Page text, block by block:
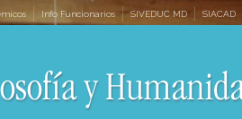
Info Funcionarios SIVEDUC MD SIACAD